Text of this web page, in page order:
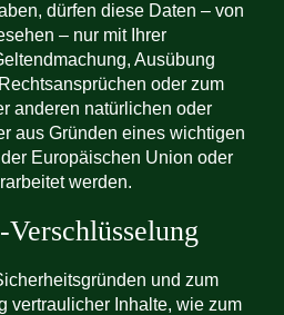
dürfen diese Daten – von
– nur mit Ihrer
Ausübung
oder zum
anderen natürlichen oder
aus Gründen eines wichtigen
Europäischen Union oder
werden.
und zum
vertraulicher Inhalte, wie zum